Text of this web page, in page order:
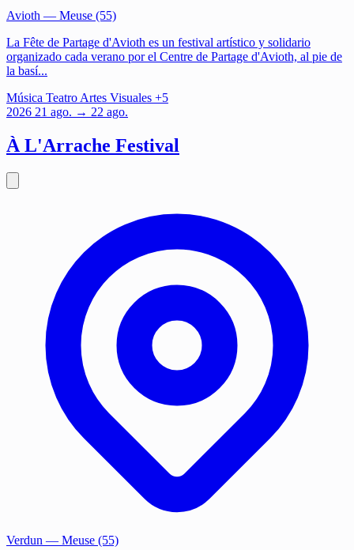
Avioth — Meuse (55)
La Fête de Partage d'Avioth es un festival artístico y solidario
organizado cada verano por el Centre de Partage d'Avioth, al pie de
la basí...
Música Teatro Artes Visuales +5
2026 21 ago. → 22 ago.
À L'Arrache Festival
Verdun — Meuse (55)